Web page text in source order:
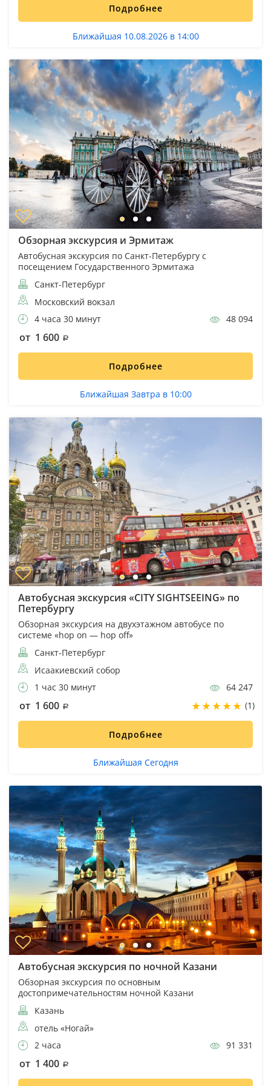
Подробнее
Ближайшая 10.08.2026 в 14:00
Обзорная экскурсия и Эрмитаж
Автобусная экскурсия по Санкт-Петербургу с
посещением Государственного Эрмитажа
Санкт-Петербург
Московский вокзал
4 часа 30 минут
48 094
от 1 600
Подробнее
Ближайшая Завтра в 10:00
Автобусная экскурсия «CITY SIGHTSEEING» по
Петербургу
Обзорная экскурсия на двухэтажном автобусе по
системе «hop on — hop off»
Санкт-Петербург
Исаакиевский собор
1 час 30 минут
64 247
от 1 600 (1)
Подробнее
Ближайшая Сегодня
Автобусная экскурсия по ночной Казани
Обзорная экскурсия по основным
достопримечательностям ночной Казани
Казань
отель «Ногай»
2 часа
91 331
от 1 400